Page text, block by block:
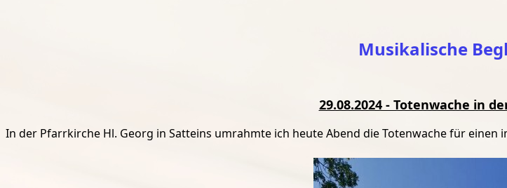
Musikalische
29.08.2024 - Totenwache in
In der Pfarrkirche Hl. Georg in Satteins umrahmte ich heute Abend die Totenwache für einen